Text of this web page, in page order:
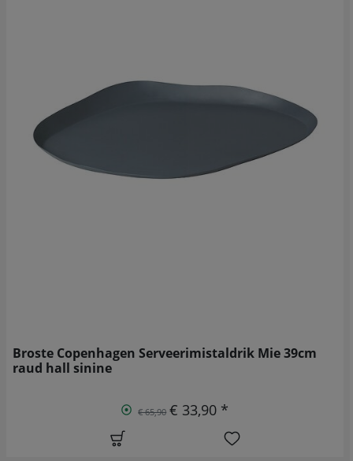
Broste Copenhagen Serveerimistaldrik Mie 39cm
raud hall sinine
€ 65,90 € 33,90 *